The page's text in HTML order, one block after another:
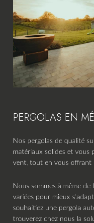
PERGOLAS EN
Nos pergolas de qualité
matériaux solides et vous
vent, tout en vous offrant
Nous sommes à même
variées pour mieux
souhaitiez une pergola
trouverez chez nous la